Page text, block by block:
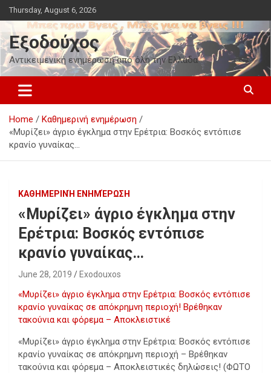
Skip
to
content
Thursday, August 6, 2026
Εξοδούχος
Αντικειμενική ενημέρωση από όλη την Ελλάδα
Home
Καθημερινή ενημέρωση
«Μυρίζει» άγριο έγκλημα στην Ερέτρια: Βοσκός εντόπισε
κρανίο γυναίκας…
ΚΑΘΗΜΕΡΙΝΉ ΕΝΗΜΈΡΩΣΗ
«Μυρίζει» άγριο έγκλημα στην
Ερέτρια: Βοσκός εντόπισε
κρανίο γυναίκας…
June 28, 2019 Exodouxos
«Μυρίζει» άγριο έγκλημα στην Ερέτρια: Βοσκός εντόπισε
κρανίο γυναίκας σε απόκρημνη περιοχή! Βρέθηκαν
τακούνια και φόρεμα – Αποκλειστικέ
«Μυρίζει» άγριο έγκλημα στην Ερέτρια: Βοσκός εντόπισε
κρανίο γυναίκας σε απόκρημνη περιοχή – Βρέθηκαν
τακούνια και φόρεμα – Αποκλειστικές δηλώσεις! (ΦΩΤΟ